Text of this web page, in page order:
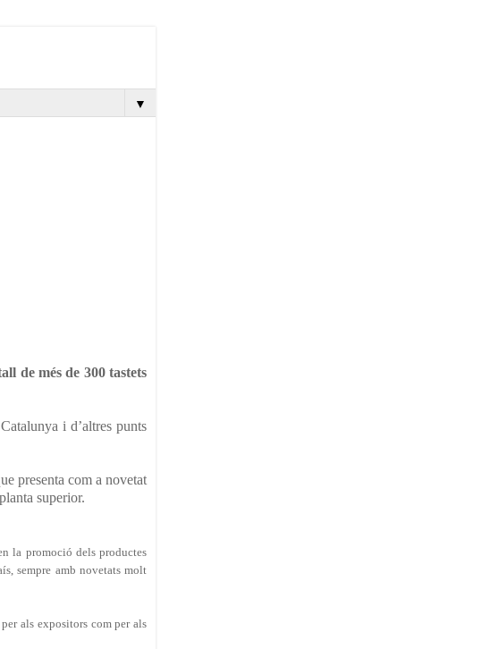
▼
de més de 300 tastets
i d’altres punts
presenta com a novetat
superior.
la promoció dels productes
sempre amb novetats molt
als expositors com per als